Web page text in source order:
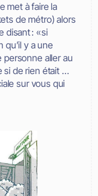
met à faire la
de métro) alors
disant : « si
qu’il y a une
personne aller au
si de rien était …
sur vous qui